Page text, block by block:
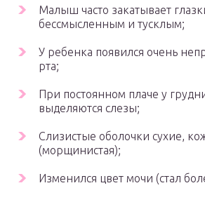
Малыш часто закатывает
бессмысленным и тусклым;
У ребенка появился очень
рта;
При постоянном плаче у
выделяются слезы;
Слизистые оболочки сухие,
(морщинистая);
Изменился цвет мочи (стал